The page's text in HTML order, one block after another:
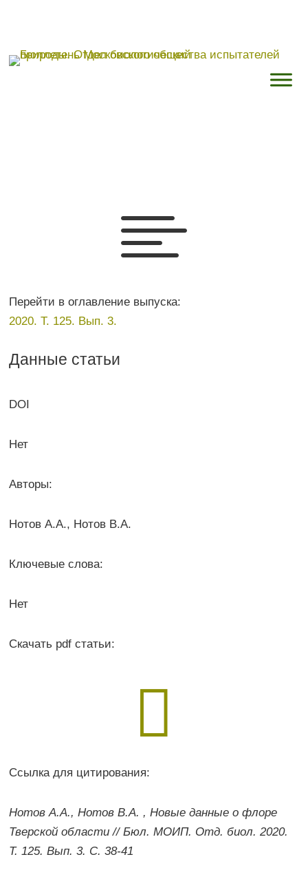

Перейти в оглавление выпуска:
2020. Т. 125. Вып. 3.
Данные статьи
DOI
Нет
Авторы:
Нотов А.А., Нотов В.А.
Ключевые слова:
Нет
Скачать pdf статьи:

Ссылка для цитирования:
Нотов А.А., Нотов В.А. , Новые данные о флоре
Тверской области // Бюл. МОИП. Отд. биол. 2020.
Т. 125. Вып. 3. С. 38-41